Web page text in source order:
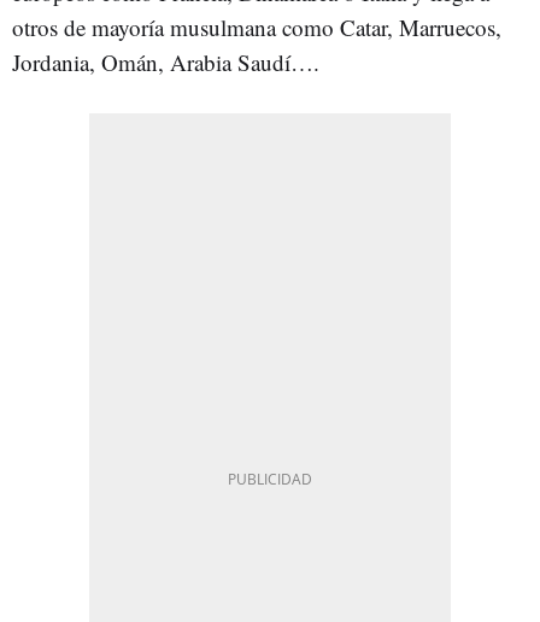
otros de mayoría musulmana como Catar, Marruecos,
Jordania, Omán, Arabia Saudí….